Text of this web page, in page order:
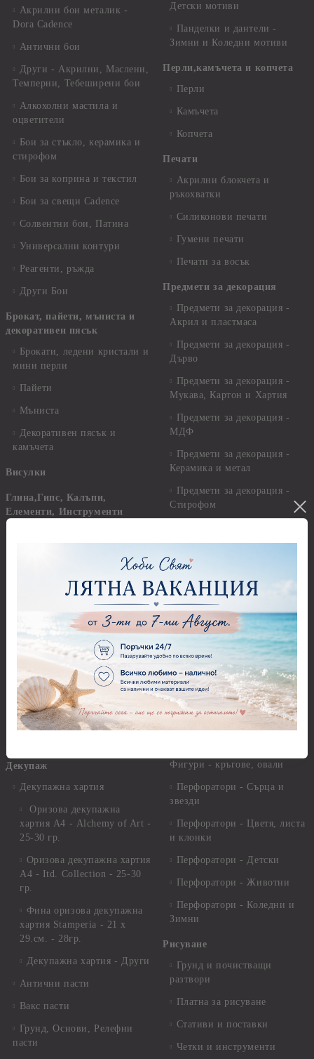
Акрилни бои металик -
Dora Cadence
Антични бои
Други - Акрилни, Маслени,
Темперни, Тебеширени бои
Алкохолни мастила и
оцветители
Бои за стъкло, керамика и
стирофом
Бои за коприна и текстил
Бои за свещи Cadence
Солвентни бои, Патина
Универсални контури
Реагенти, ръжда
Други Бои
Брокат, пайети, мъниста и
декоративен пясък
Брокати, ледени кристали и
мини перли
Пайети
Мъниста
Декоративен пясък и
камъчета
Висулки
Глина,Гипс, Калъпи,
Елементи, Инструменти
глина и полирезин
Пластични елементи
Инструменти за моделиране
Молдове и шаблони
Глина
Самосъхнеща глина
Полимерна Глина
Приложни техники и
Декупаж
Декупажна хартия
Оризова декупажна
хартия А4 - Alchemy of Art -
25-30 гр.
Оризова декупажна хартия
А4 - Itd. Collection - 25-30
гр.
Фина оризова декупажна
хартия Stamperia - 21 х
29.см. - 28гр.
Декупажна хартия - Други
Антични пасти
Вакс пасти
Грунд, Основи, Релефни
пасти
Детски мотиви
Панделки и дантели -
Зимни и Коледни мотиви
Перли,камъчета и копчета
Перли
Камъчета
Копчета
Печати
Акрилни блокчета и
ръкохватки
Силиконови печати
Гумени печати
Печати за восък
Предмети за декорация
Предмети за декорация -
Акрил и пластмаса
Предмети за декорация -
Дърво
Предмети за декорация -
Мукава, Картон и Хартия
Предмети за декорация -
МДФ
Предмети за декорация -
Керамика и метал
Предмети за декорация -
Стирофом
Стъкло
Предмети за декорация -
целофан
Пънчове Перфоратори
Перфоратори до 2,50 см
Перфоратори 2,50 см
Перфоратори над 2,50 см
Бордюрни пънчове
Ъглови перфоратори
Фигури - кръгове, овали
Перфоратори - Сърца и
звезди
Перфоратори - Цветя, листа
и клонки
Перфоратори - Детски
Перфоратори - Животни
Перфоратори - Коледни и
Зимни
Рисуване
Грунд и почистващи
разтвори
Платна за рисуване
Стативи и поставки
Четки и инструменти